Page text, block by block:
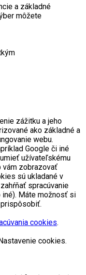
a základné
môžete
zážitku a jeho
ako základné a
webu.
Google či iné
užívateľskému
vám zobrazovať
sú ukladané v
spracúvanie
iné). Máte možnosť si
cookies.
cookies.